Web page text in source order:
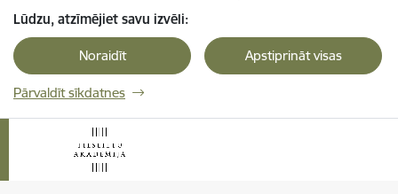
Lūdzu, atzīmējiet savu izvēli:
Noraidīt Apstiprināt visas
Pārvaldīt sīkdatnes